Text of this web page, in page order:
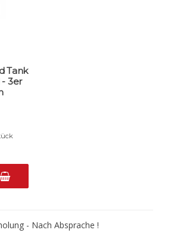
Tank
3er
- Nach Absprache !